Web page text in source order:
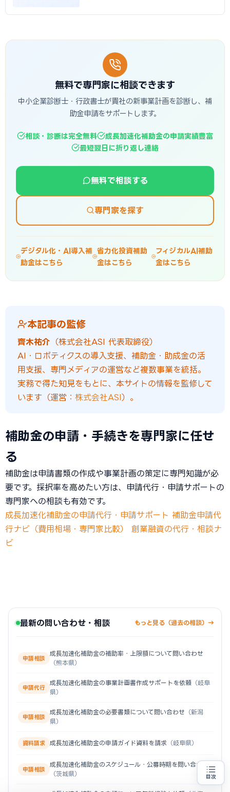
無料で専門家に相談できます
中小企業診断士・行政書士が貴社の新事業計画を診断し、補
助金申請をサポートします。
相談・診断は完全無料
成長加速化補助金の申請実績豊富
最短翌日に折り返し連絡
無料で相談する
専門家を探す
デジタル化・AI導入補
助金はこちら
省力化投資補助
金はこちら
フィジカルAI補助
金はこちら
本記事の監修
齊木祐介 （株式会社ASI 代表取締役）
AI・ロボティクスの導入支援、補助金・助成金の活
用支援、専門メディアの運営など複数事業を統括。
実務で得た知見をもとに、本サイトの情報を監修して
います（運営： 株式会社ASI）。
補助金の申請・手続きを専門家に任せ
る
補助金は申請書類の作成や事業計画の策定に専門知識が必
要です。採択率を高めたい方は、申請代行・申請サポートの
専門家への相談も有効です。
成長加速化補助金の申請代行・申請サポート 補助金申請代
行ナビ（費用相場・専門家比較）
創業融資の代行・相談ナ
ビ
目次
最新の問い合わせ・相談 もっと見る（過去の相談）→
申請相談
成長加速化補助金の補助率・上限額について問い合わせ
（熊本県）
申請代行
成長加速化補助金の事業計画書作成サポートを依頼 （岐阜
県）
申請相談
成長加速化補助金の必要書類について問い合わせ （新潟
県）
資料請求 成長加速化補助金の申請ガイド資料を請求 （岐阜県）
申請相談
成長加速化補助金のスケジュール・公募時期を問い合わせ
（茨城県）